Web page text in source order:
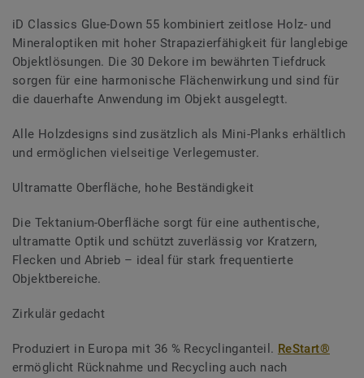
iD Classics Glue-Down 55 kombiniert zeitlose Holz- und
Mineraloptiken mit hoher Strapazierfähigkeit für langlebige
Objektlösungen. Die 30 Dekore im bewährten Tiefdruck
sorgen für eine harmonische Flächenwirkung und sind für
die dauerhafte Anwendung im Objekt ausgelegtt.
Alle Holzdesigns sind zusätzlich als Mini-Planks erhältlich
und ermöglichen vielseitige Verlegemuster.
Ultramatte Oberfläche, hohe Beständigkeit
Die Tektanium-Oberfläche sorgt für eine authentische,
ultramatte Optik und schützt zuverlässig vor Kratzern,
Flecken und Abrieb – ideal für stark frequentierte
Objektbereiche.
Zirkulär gedacht
Produziert in Europa mit 36 % Recyclinganteil. ReStart®
ermöglicht Rücknahme und Recycling auch nach